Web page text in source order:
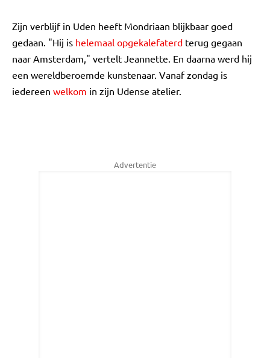
Zijn verblijf in Uden heeft Mondriaan blijkbaar goed
gedaan. "Hij is helemaal opgekalefaterd terug gegaan
naar Amsterdam," vertelt Jeannette. En daarna werd hij
een wereldberoemde kunstenaar. Vanaf zondag is
iedereen welkom in zijn Udense atelier.
Advertentie